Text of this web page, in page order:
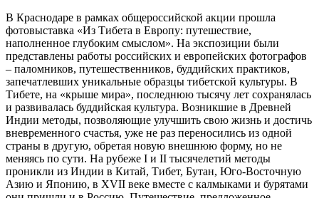
В Краснодаре в рамках общероссийской акции прошла
фотовыставка «Из Тибета в Европу: путешествие,
наполненное глубоким смыслом». На экспозиции были
представлены работы российских и европейских фотографов
– паломников, путешественников, буддийских практиков,
запечатлевших уникальные образцы тибетской культуры. В
Тибете, на «крыше мира», последнюю тысячу лет сохранялась
и развивалась буддийская культура. Возникшие в Древней
Индии методы, позволяющие улучшить свою жизнь и достичь
вневременного счастья, уже не раз переносились из одной
страны в другую, обретая новую внешнюю форму, но не
меняясь по сути. На рубеже I и II тысячелетий методы
проникли из Индии в Китай, Тибет, Бутан, Юго-Восточную
Азию и Японию, в XVII веке вместе с калмыками и бурятами